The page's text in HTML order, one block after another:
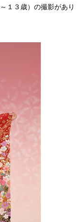
１３歳）の撮影があり